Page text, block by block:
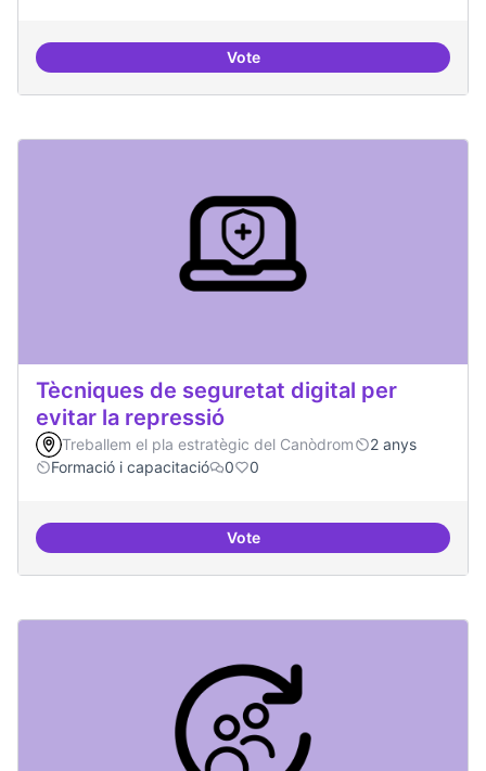
VoteTecnologies lliures en servidors
Tècniques de seguretat digital per
evitar la repressió
Treballem el pla estratègic del Canòdrom
2 anys
Formació i capacitació
0 0
VoteTècniques de seguretat digital